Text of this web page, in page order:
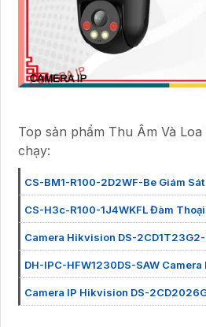
Top sản phẩm Thu Âm Và
chạy:
CS-BM1-R100-2D2WF-Be Giám Sát
CS-H3c-R100-1J4WKFL Đàm
Camera Hikvision DS-2CD1T23G2-
DH-IPC-HFW1230DS-SAW
Camera IP Hikvision DS-